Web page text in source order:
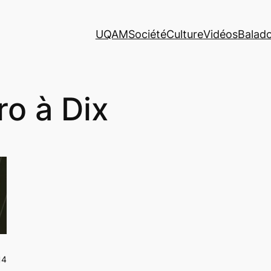
UQAMSociétéCultureVidéos
à Dix